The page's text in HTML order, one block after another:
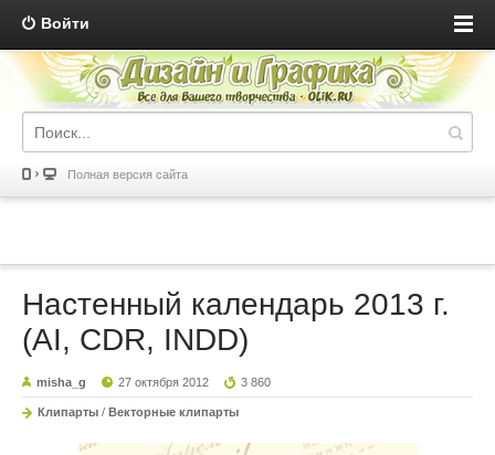
Войти
Полная версия сайта
Настенный календарь 2013 г.
(AI, CDR, INDD)
misha_g 27 октября 2012 3 860
Клипарты / Векторные клипарты